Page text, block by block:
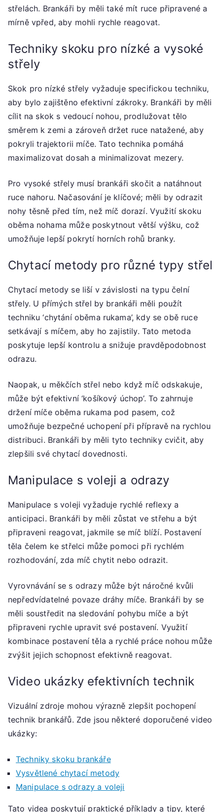
střelách. Brankáři by měli také mít ruce připravené a
mírně vpřed, aby mohli rychle reagovat.
Techniky skoku pro nízké a vysoké
střely
Skok pro nízké střely vyžaduje specifickou techniku,
aby bylo zajištěno efektivní zákroky. Brankáři by měli
cílit na skok s vedoucí nohou, prodlužovat tělo
směrem k zemi a zároveň držet ruce natažené, aby
pokryli trajektorii míče. Tato technika pomáhá
maximalizovat dosah a minimalizovat mezery.
Pro vysoké střely musí brankáři skočit a natáhnout
ruce nahoru. Načasování je klíčové; měli by odrazit
nohy těsně před tím, než míč dorazí. Využití skoku
oběma nohama může poskytnout větší výšku, což
umožňuje lepší pokrytí horních rohů branky.
Chytací metody pro různé typy střel
Chytací metody se liší v závislosti na typu čelní
střely. U přímých střel by brankáři měli použít
techniku ‘chytání oběma rukama’, kdy se obě ruce
setkávají s míčem, aby ho zajistily. Tato metoda
poskytuje lepší kontrolu a snižuje pravděpodobnost
odrazu.
Naopak, u měkčích střel nebo když míč odskakuje,
může být efektivní ‘košíkový úchop’. To zahrnuje
držení míče oběma rukama pod pasem, což
umožňuje bezpečné uchopení při přípravě na rychlou
distribuci. Brankáři by měli tyto techniky cvičit, aby
zlepšili své chytací dovednosti.
Manipulace s voleji a odrazy
Manipulace s voleji vyžaduje rychlé reflexy a
anticipaci. Brankáři by měli zůstat ve střehu a být
připraveni reagovat, jakmile se míč blíží. Postavení
těla čelem ke střelci může pomoci při rychlém
rozhodování, zda míč chytit nebo odrazit.
Vyrovnávání se s odrazy může být náročné kvůli
nepředvídatelné povaze dráhy míče. Brankáři by se
měli soustředit na sledování pohybu míče a být
připraveni rychle upravit své postavení. Využití
kombinace postavení těla a rychlé práce nohou může
zvýšit jejich schopnost efektivně reagovat.
Video ukázky efektivních technik
Vizuální zdroje mohou výrazně zlepšit pochopení
technik brankářů. Zde jsou některé doporučené video
ukázky:
Techniky skoku brankáře
Vysvětlené chytací metody
Manipulace s odrazy a voleji
Tato videa poskytují praktické příklady a tipy, které